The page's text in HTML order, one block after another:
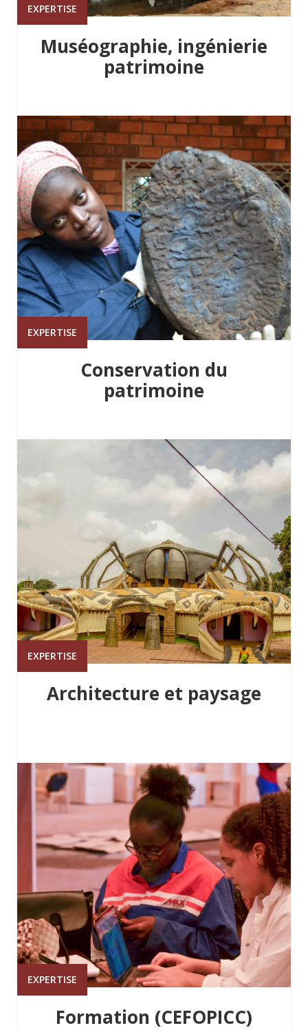
EXPERTISE
Muséographie, ingénierie
patrimoine
EXPERTISE
Conservation du
patrimoine
EXPERTISE
Architecture et paysage
EXPERTISE
Formation (CEFOPICC)